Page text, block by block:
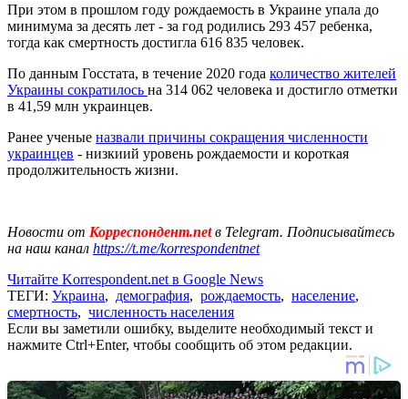
При этом в прошлом году рождаемость в Украине упала до
минимума за десять лет - за год родились 293 457 ребенка,
тогда как смертность достигла 616 835 человек.
По данным Госстата, в течение 2020 года количество жителей
Украины сократилось на 314 062 человека и достигло отметки
в 41,59 млн украинцев.
Ранее ученые назвали причины сокращения численности
украинцев - низкиий уровень рождаемости и короткая
продолжительность жизни.
Новости от Корреспондент.netв Telegram. Подписывайтесь
на наш канал https://t.me/korrespondentnet
Читайте Korrespondent.net в Google News
ТЕГИ: Украина, демография, рождаемость, население,
смертность, численность населения
Если вы заметили ошибку, выделите необходимый текст и
нажмите Ctrl+Enter, чтобы сообщить об этом редакции.